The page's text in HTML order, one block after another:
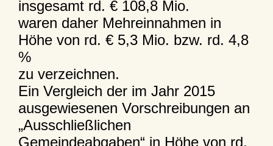
insgesamt rd. € 108,8 Mio.
waren daher Mehreinnahmen in
Höhe von rd. € 5,3 Mio. bzw. rd. 4,8
%
zu verzeichnen.
Ein Vergleich der im Jahr 2015
ausgewiesenen Vorschreibungen an
„Ausschließlichen
Gemeindeabgaben“ in Höhe von rd.